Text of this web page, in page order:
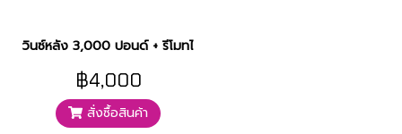
วินซ์หลัง 3,000 ปอนด์ + รีโมทไร้สาย
฿4,000
สั่งซื้อสินค้า